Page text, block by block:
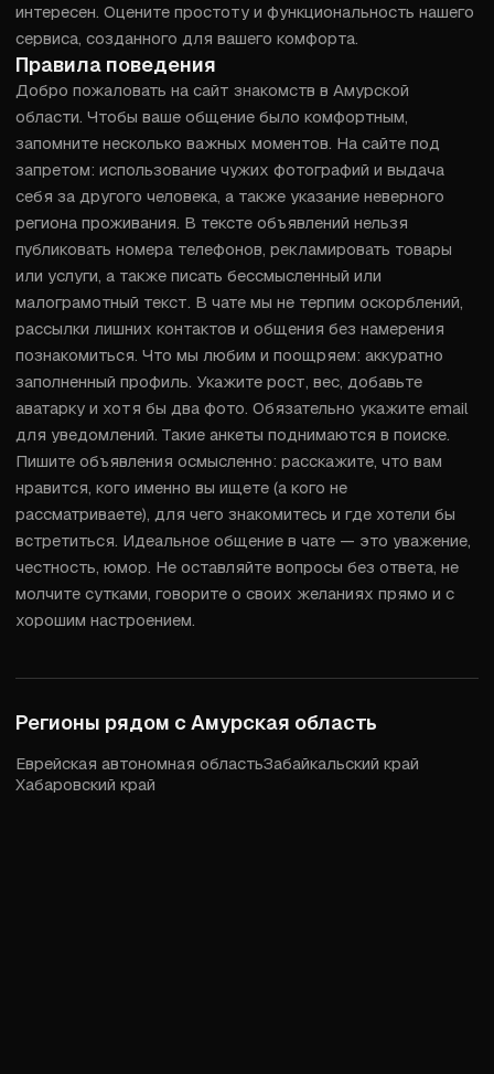
интересен. Оцените простоту и функциональность нашего
сервиса, созданного для вашего комфорта.
Правила поведения
Добро пожаловать на сайт знакомств в Амурской
области. Чтобы ваше общение было комфортным,
запомните несколько важных моментов. На сайте под
запретом: использование чужих фотографий и выдача
себя за другого человека, а также указание неверного
региона проживания. В тексте объявлений нельзя
публиковать номера телефонов, рекламировать товары
или услуги, а также писать бессмысленный или
малограмотный текст. В чате мы не терпим оскорблений,
рассылки лишних контактов и общения без намерения
познакомиться. Что мы любим и поощряем: аккуратно
заполненный профиль. Укажите рост, вес, добавьте
аватарку и хотя бы два фото. Обязательно укажите email
для уведомлений. Такие анкеты поднимаются в поиске.
Пишите объявления осмысленно: расскажите, что вам
нравится, кого именно вы ищете (а кого не
рассматриваете), для чего знакомитесь и где хотели бы
встретиться. Идеальное общение в чате — это уважение,
честность, юмор. Не оставляйте вопросы без ответа, не
молчите сутками, говорите о своих желаниях прямо и с
хорошим настроением.
Регионы рядом с Амурская область
Еврейская автономная областьЗабайкальский край
Хабаровский край